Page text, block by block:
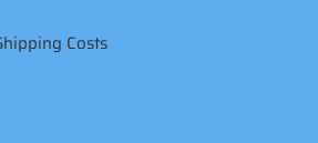
Costs